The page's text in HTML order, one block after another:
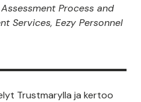
Process and
Services, Eezy Personnel
Trustmarylla ja kertoo